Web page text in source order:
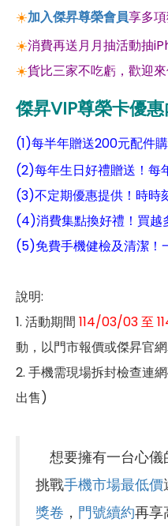
☀️加入傑昇尊榮會員享多
☀️消費再送月月抽活動抽
☀️貨比三家不吃虧，歡迎
傑昇VIP尊榮卡優
(1)每半年贈送200元配件
(2)每年生日好禮贈送！每
(3)不定期優惠提供！時時
(4)消費集點換好禮！買越
(5)免費手機健檢及清潔！
說明:
1. 活動期間 114/03/03 至
動，以門市報價或傑昇官
2. 手機需現場拆封檢查連
出售)
想要擁有一台心儀
挑戰手機市場最低價
獎卷 ， 門號續約再享